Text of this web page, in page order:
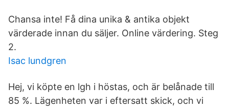
Chansa inte! Få dina unika & antika objekt
värderade innan du säljer. Online värdering. Steg
2.
Isac lundgren
Hej, vi köpte en lgh i höstas, och är belånade till
85 %. Lägenheten var i eftersatt skick, och vi